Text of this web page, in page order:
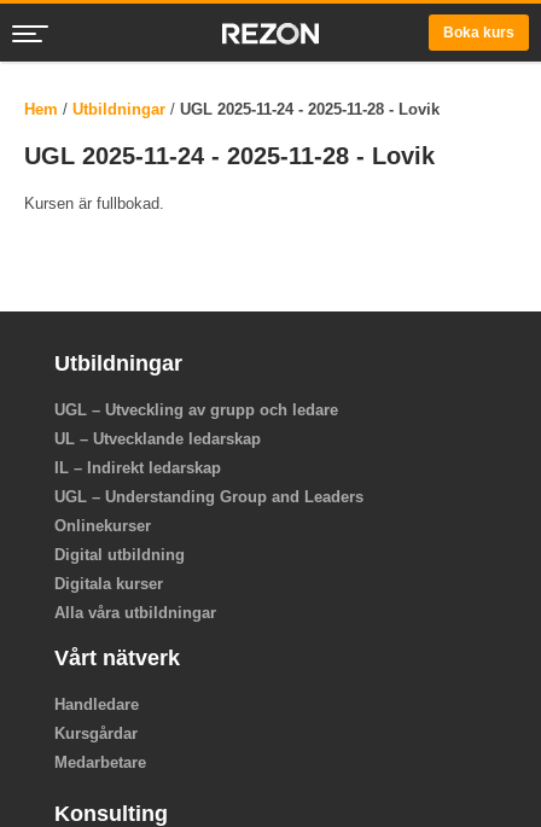
Boka kurs
Hem / Utbildningar / UGL 2025-11-24 - 2025-11-28 - Lovik
UGL 2025-11-24 - 2025-11-28 - Lovik
Kursen är fullbokad.
Utbildningar
UGL – Utveckling av grupp och ledare
UL – Utvecklande ledarskap
IL – Indirekt ledarskap
UGL – Understanding Group and Leaders
Onlinekurser
Digital utbildning
Digitala kurser
Alla våra utbildningar
Vårt nätverk
Handledare
Kursgårdar
Medarbetare
Konsulting